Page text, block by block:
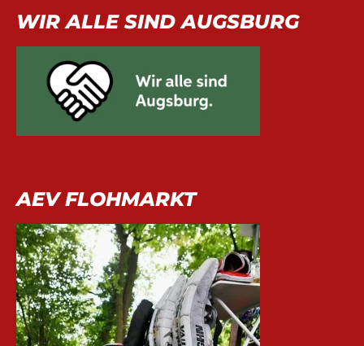
WIR ALLE SIND AUGSBURG
AEV FLOHMARKT